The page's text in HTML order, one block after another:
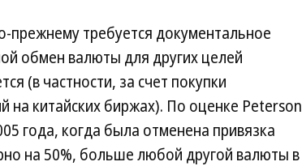
требуется документальное
обмен валюты для других целей
(в частности, за счет покупки
на китайских биржах). По оценке Peterson
года, когда была отменена привязка
на 50%, больше любой другой валюты в